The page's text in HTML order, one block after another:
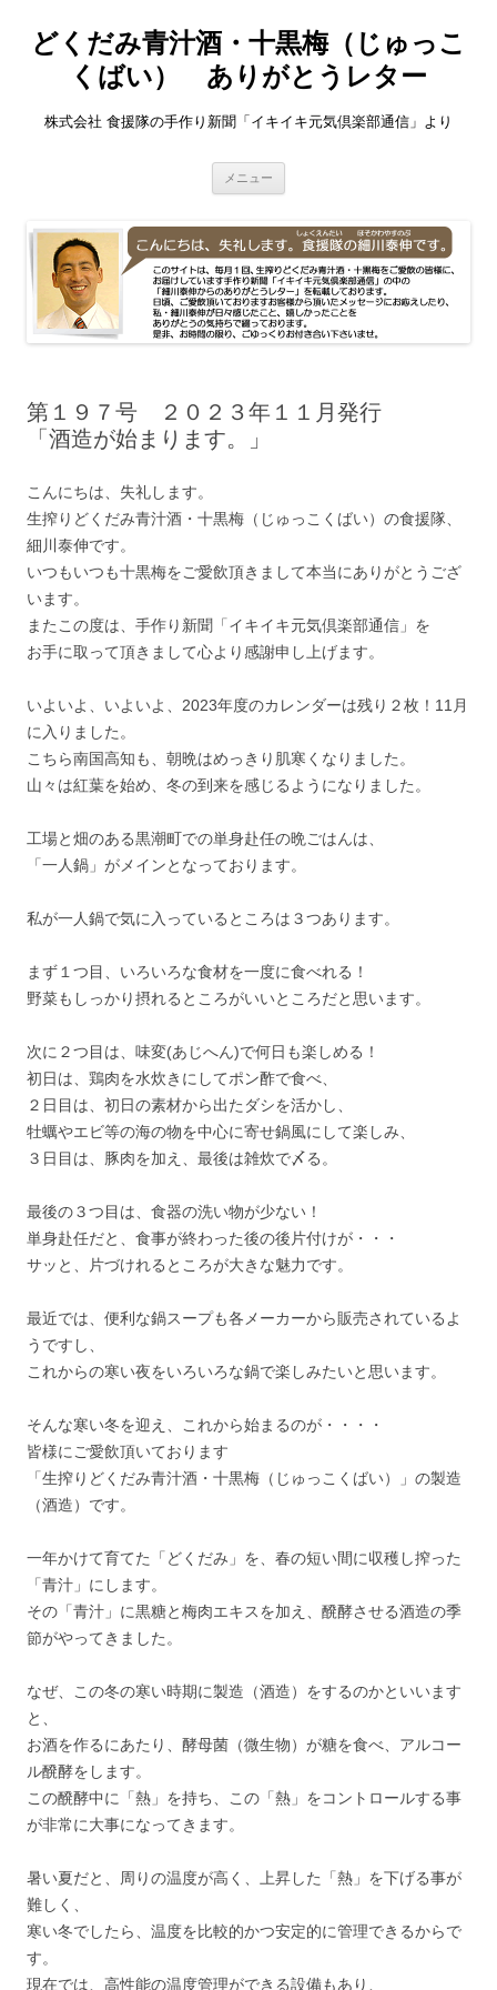
どくだみ青汁酒・十黒梅（じゅっこ
くばい） ありがとうレター
株式会社 食援隊の手作り新聞「イキイキ元気倶楽部通信」より
メニュー
ツ
へ
ス
キ
ッ
プ
第１９７号 ２０２３年１１月発行
「酒造が始まります。」
こんにちは、失礼します。
生搾りどくだみ青汁酒・十黒梅（じゅっこくばい）の食援隊、
細川泰伸です。
いつもいつも十黒梅をご愛飲頂きまして本当にありがとうござ
います。
またこの度は、手作り新聞「イキイキ元気倶楽部通信」を
お手に取って頂きまして心より感謝申し上げます。
いよいよ、いよいよ、2023年度のカレンダーは残り２枚！11月
に入りました。
こちら南国高知も、朝晩はめっきり肌寒くなりました。
山々は紅葉を始め、冬の到来を感じるようになりました。
工場と畑のある黒潮町での単身赴任の晩ごはんは、
「一人鍋」がメインとなっております。
私が一人鍋で気に入っているところは３つあります。
まず１つ目、いろいろな食材を一度に食べれる！
野菜もしっかり摂れるところがいいところだと思います。
次に２つ目は、味変(あじへん)で何日も楽しめる！
初日は、鶏肉を水炊きにしてポン酢で食べ、
２日目は、初日の素材から出たダシを活かし、
牡蠣やエビ等の海の物を中心に寄せ鍋風にして楽しみ、
３日目は、豚肉を加え、最後は雑炊で〆る。
最後の３つ目は、食器の洗い物が少ない！
単身赴任だと、食事が終わった後の後片付けが・・・
サッと、片づけれるところが大きな魅力です。
最近では、便利な鍋スープも各メーカーから販売されているよ
うですし、
これからの寒い夜をいろいろな鍋で楽しみたいと思います。
そんな寒い冬を迎え、これから始まるのが・・・・
皆様にご愛飲頂いております
「生搾りどくだみ青汁酒・十黒梅（じゅっこくばい）」の製造
（酒造）です。
一年かけて育てた「どくだみ」を、春の短い間に収穫し搾った
「青汁」にします。
その「青汁」に黒糖と梅肉エキスを加え、醗酵させる酒造の季
節がやってきました。
なぜ、この冬の寒い時期に製造（酒造）をするのかといいます
と、
お酒を作るにあたり、酵母菌（微生物）が糖を食べ、アルコー
ル醗酵をします。
この醗酵中に「熱」を持ち、この「熱」をコントロールする事
が非常に大事になってきます。
暑い夏だと、周りの温度が高く、上昇した「熱」を下げる事が
難しく、
寒い冬でしたら、温度を比較的かつ安定的に管理できるからで
す。
現在では、高性能の温度管理ができる設備もあり、